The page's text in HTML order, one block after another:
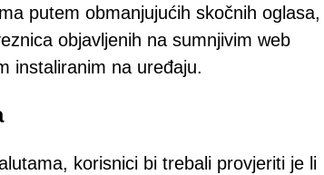
putem obmanjujućih skočnih oglasa,
objavljenih na sumnjivim web
instaliranim na uređaju.
korisnici bi trebali provjeriti je li